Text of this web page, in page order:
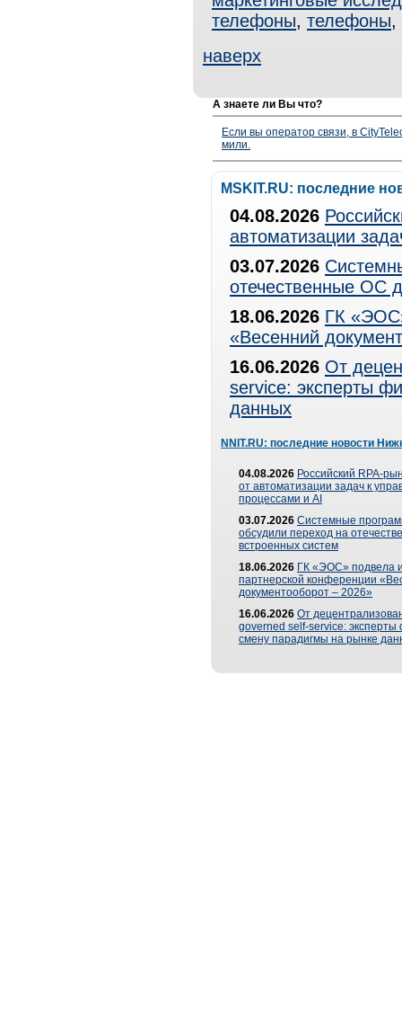
телефоны, телефоны,
наверх
А знаете ли Вы что?
Если вы оператор связи, в
мили.
MSKIT.RU: последние
04.08.2026
автоматизации
03.07.2026
отечественные ОС
18.06.2026 ГК
«Весенний
16.06.2026 От
service: эксперты
данных
NNIT.RU: последние новости
04.08.2026 Российский RPA-
от автоматизации задач к
процессами и AI
03.07.2026 Системные
обсудили переход на
встроенных систем
18.06.2026 ГК «ЭОС» подвела
партнерской конференции
документооборот – 2026»
16.06.2026 От
governed self-service: эксперты
смену парадигмы на рынке